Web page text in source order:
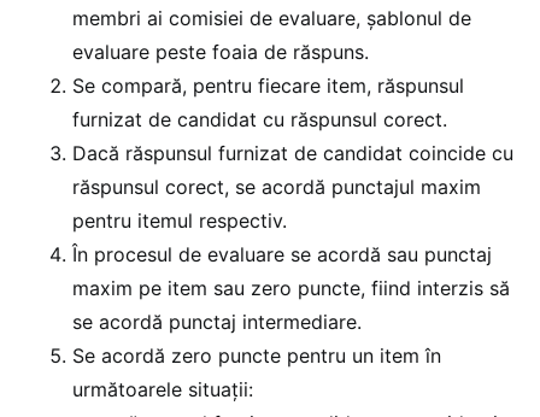
membri ai comisiei de evaluare, șablonul de
evaluare peste foaia de răspuns.
Se compară, pentru fiecare item, răspunsul
furnizat de candidat cu răspunsul corect.
Dacă răspunsul furnizat de candidat coincide cu
răspunsul corect, se acordă punctajul maxim
pentru itemul respectiv.
În procesul de evaluare se acordă sau punctaj
maxim pe item sau zero puncte, fiind interzis să
se acordă punctaj intermediare.
Se acordă zero puncte pentru un item în
următoarele situații: